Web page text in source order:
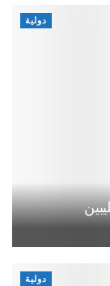
دولية
دولية